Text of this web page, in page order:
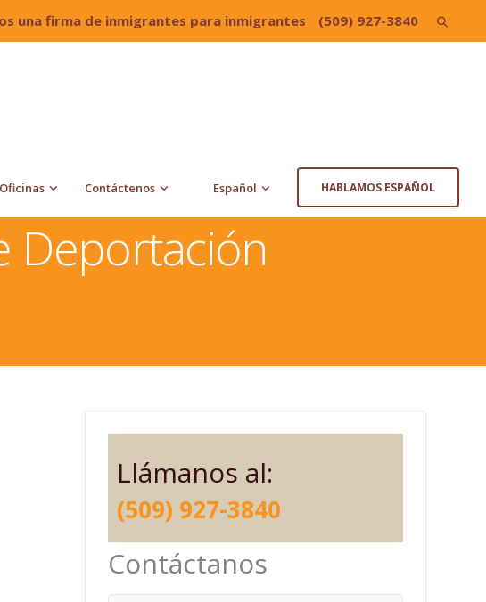
una firma de inmigrantes para inmigrantes (509) 927-3840 Search
Oficinas Contáctenos Español HABLAMOS ESPAÑOL
Deportación
Llámanos al:
(509) 927-3840
Contáctanos